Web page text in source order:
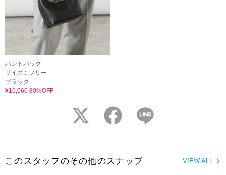
ハンドバッグ
サイズ : フリー
ブラック
¥16,060 80%OFF
twitter facebook
VIEW ALL
このスタッフのその他のスナップ